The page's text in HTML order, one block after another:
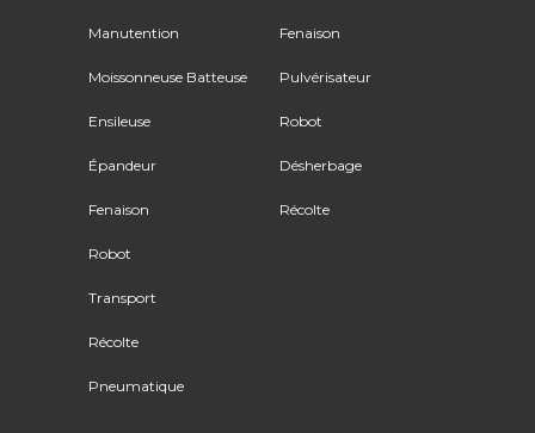
Manutention
Moissonneuse Batteuse
Ensileuse
Épandeur
Fenaison
Robot
Transport
Récolte
Pneumatique
Fenaison
Pulvérisateur
Robot
Désherbage
Récolte